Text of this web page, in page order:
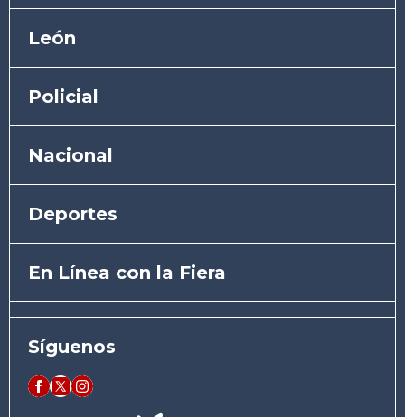
León
Policial
Nacional
Deportes
En Línea con la Fiera
Síguenos